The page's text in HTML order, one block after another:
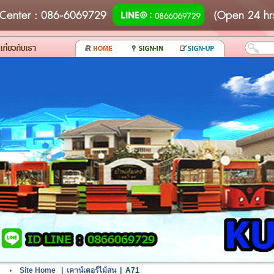
: 086-6069729 (Open 24
Site Home เคาน์เตอร์ไม้สน| A71